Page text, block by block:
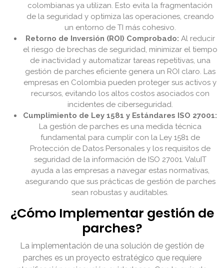
colombianas ya utilizan. Esto evita la fragmentación
de la seguridad y optimiza las operaciones, creando
un entorno de TI más cohesivo.
Retorno de Inversión (ROI) Comprobado: Al reducir
el riesgo de brechas de seguridad, minimizar el tiempo
de inactividad y automatizar tareas repetitivas, una
gestión de parches eficiente genera un ROI claro. Las
empresas en Colombia pueden proteger sus activos y
recursos, evitando los altos costos asociados con
incidentes de ciberseguridad.
Cumplimiento de Ley 1581 y Estándares ISO 27001:
La gestión de parches es una medida técnica
fundamental para cumplir con la Ley 1581 de
Protección de Datos Personales y los requisitos de
seguridad de la información de ISO 27001. ValuIT
ayuda a las empresas a navegar estas normativas,
asegurando que sus prácticas de gestión de parches
sean robustas y auditables.
¿Cómo Implementar gestión de
parches?
La implementación de una solución de gestión de
parches es un proyecto estratégico que requiere